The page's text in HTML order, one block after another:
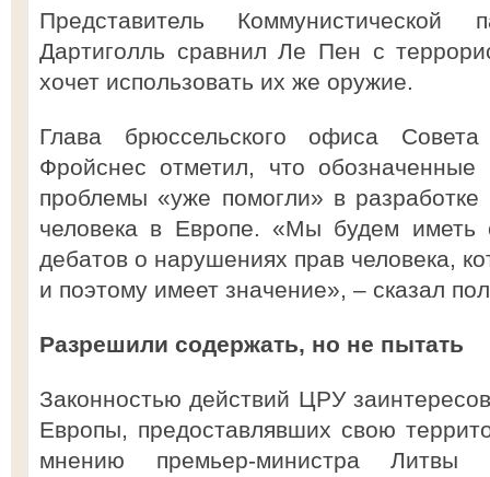
Представитель
Дартиголль сравнил Ле Пен с
хочет использовать их же оружие.
Глава брюссельского офиса
Фройснес отметил, что
проблемы «уже помогли» в
человека в Европе. «Мы будем иметь
дебатов о нарушениях прав человека,
и поэтому имеет значение», – сказал
Разрешили содержать, но не пытать
Законностью действий ЦРУ
Европы, предоставлявших свою
мнению премьер-министра Литвы